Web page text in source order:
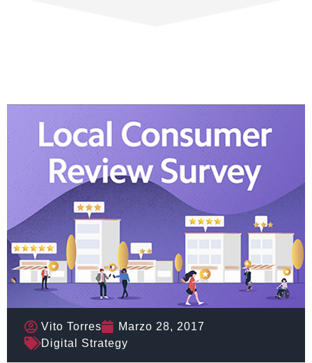
Vito Torres
Marzo 28, 2017
Digital Strategy